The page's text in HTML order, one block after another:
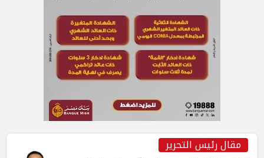
مقال رئيس التحرير